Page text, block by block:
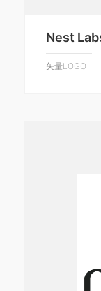
Nest
矢量LOGO